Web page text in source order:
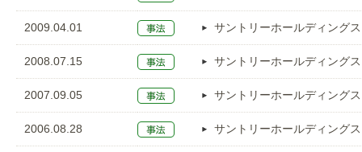
2009.04.01 サントリーホールディングス
2008.07.15 サントリーホールディングス
2007.09.05 サントリーホールディングス
2006.08.28 サントリーホールディングス